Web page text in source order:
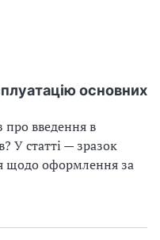
основних
введення в
У статті — зразок
щодо оформлення за